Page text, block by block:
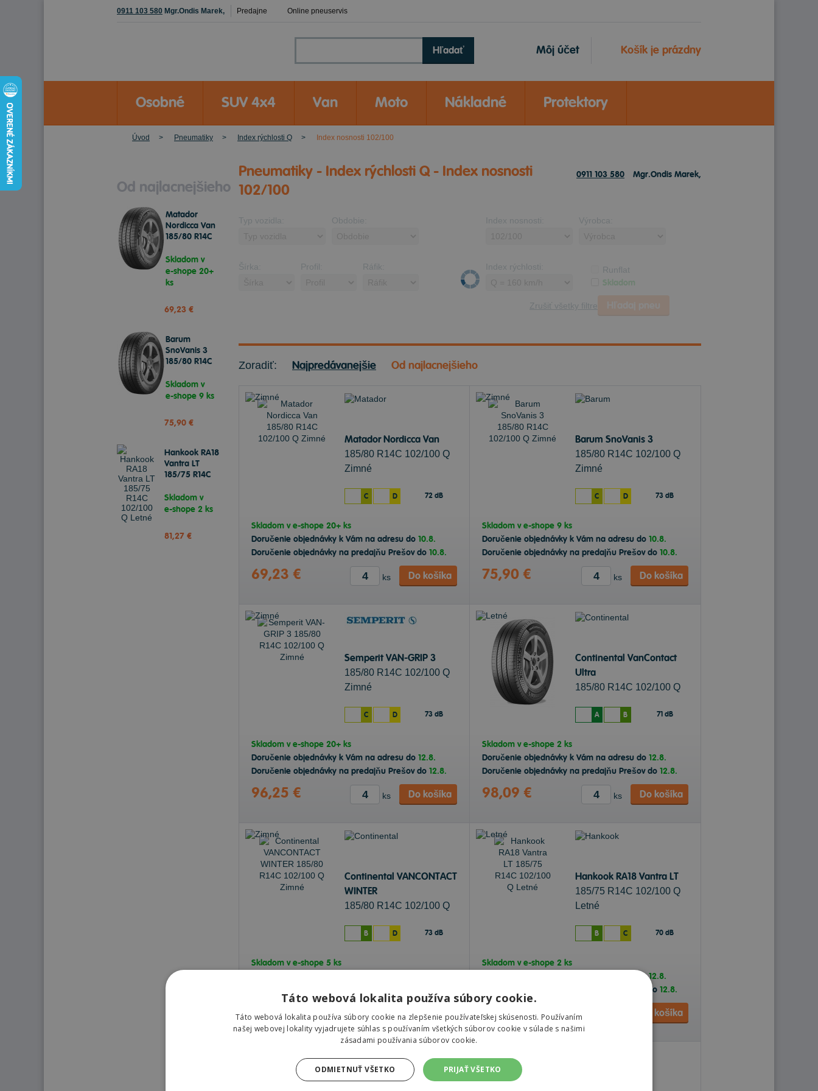
0911 103 580 Mgr.Ondis Marek, Predajne Online pneuservis
Košík je prázdny
Môj účet
Hľadať
Osobné SUV 4x4 Van Moto Nákladné Protektory
Úvod Pneumatiky Index rýchlosti Q Index nosnosti 102/100
Od najlacnejšieho
Matador
Nordicca Van
185/80 R14C
Zimné
Skladom v
e-shope 20+
ks
69,23 €
Barum
SnoVanis 3
185/80 R14C
Zimné
Skladom v
e-shope 9 ks
75,90 €
Hankook RA18
Vantra LT
185/75 R14C
Letné
Skladom v
e-shope 2 ks
81,27 €
Pneumatiky - Index rýchlosti Q - Index nosnosti
102/100
0911 103 580 Mgr.Ondis Marek,
Typ vozidla: Obdobie: Index nosnosti: Výrobca:
Šírka: Profil: Ráfik: Index rýchlosti: Runflat
Skladom
Zrušiť všetky filtre
Zoradiť: Najpredávanejšie Od najlacnejšieho
Matador Nordicca Van
185/80 R14C 102/100 Q
Zimné
C D 72 dB
Skladom ve-shope 20+ ks
Doručenie objednávky k Vám na adresu do 10.8.
Doručenie objednávky na predajňu Prešov do 10.8.
69,23 € ks Do košíka
Barum SnoVanis 3
185/80 R14C 102/100 Q
Zimné
C D 73 dB
Skladom ve-shope 9 ks
Doručenie objednávky k Vám na adresu do 10.8.
Doručenie objednávky na predajňu Prešov do 10.8.
75,90 € ks Do košíka
Semperit VAN-GRIP 3
185/80 R14C 102/100 Q
Zimné
C D 73 dB
Skladom ve-shope 20+ ks
Doručenie objednávky k Vám na adresu do 12.8.
Doručenie objednávky na predajňu Prešov do 12.8.
96,25 € ks Do košíka
Continental VanContact
Ultra
185/80 R14C 102/100 Q
A B 71 dB
Skladom ve-shope 2 ks
Doručenie objednávky k Vám na adresu do 12.8.
Doručenie objednávky na predajňu Prešov do 12.8.
98,09 € ks Do košíka
Continental VANCONTACT
WINTER
185/80 R14C 102/100 Q
B D 73 dB
Skladom ve-shope 5 ks
127,43 € ks Do košíka
Hankook RA18 Vantra LT
185/75 R14C 102/100 Q
Letné
B C 70 dB
Skladom ve-shope 2 ks
Doručenie objednávky k Vám na adresu do12.8.
Doručenie objednávky na predajňu Prešov do 12.8.
81,27 € Do košíka
Táto webová lokalita používa súbory cookie.
Táto webová lokalita používa súbory cookie na zlepšenie používateľskej skúsenosti. Používaním
našej webovej lokality vyjadrujete súhlas s používaním všetkých súborov cookie v súlade s našimi
zásadami používania súborov cookie.
PRIJAŤ VŠETKO
ODMIETNUŤ VŠETKO